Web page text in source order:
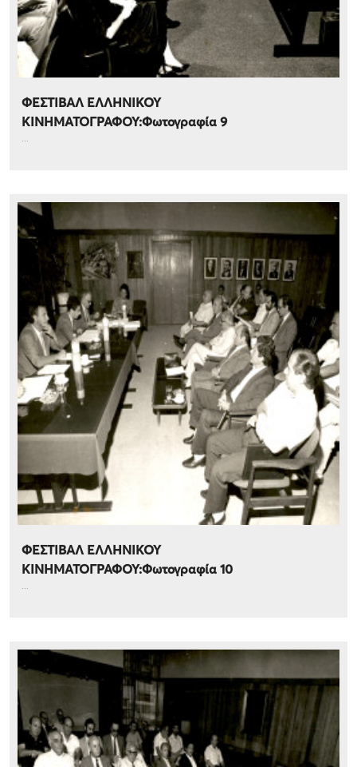
ΦΕΣΤΙΒΑΛ ΕΛΛΗΝΙΚΟΥ
ΚΙΝΗΜΑΤΟΓΡΑΦΟΥ:Φωτογραφία 9
...
ΦΕΣΤΙΒΑΛ ΕΛΛΗΝΙΚΟΥ
ΚΙΝΗΜΑΤΟΓΡΑΦΟΥ:Φωτογραφία 10
...